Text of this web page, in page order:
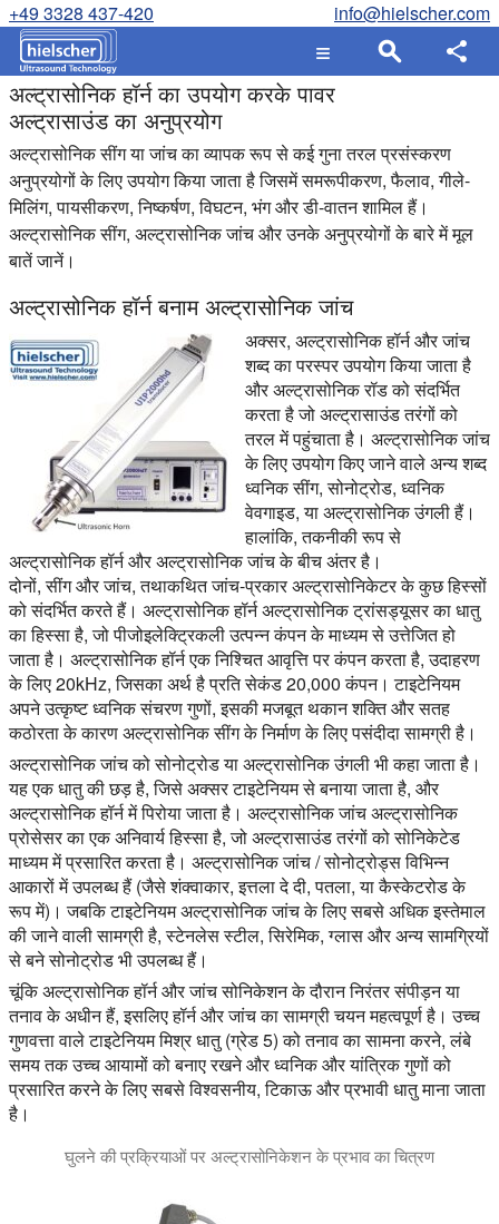
+49 3328 437-420 info@hielscher.com
अल्ट्रासोनिक हॉर्न का उपयोग करके पावर
अल्ट्रासाउंड का अनुप्रयोग
अल्ट्रासोनिक सींग या जांच का व्यापक रूप से कई गुना तरल प्रसंस्करण
अनुप्रयोगों के लिए उपयोग किया जाता है जिसमें समरूपीकरण, फैलाव, गीले-
मिलिंग, पायसीकरण, निष्कर्षण, विघटन, भंग और डी-वातन शामिल हैं।
अल्ट्रासोनिक सींग, अल्ट्रासोनिक जांच और उनके अनुप्रयोगों के बारे में मूल
बातें जानें।
अल्ट्रासोनिक हॉर्न बनाम अल्ट्रासोनिक जांच
अक्सर, अल्ट्रासोनिक हॉर्न और जांच
शब्द का परस्पर उपयोग किया जाता है
और अल्ट्रासोनिक रॉड को संदर्भित
करता है जो अल्ट्रासाउंड तरंगों को
तरल में पहुंचाता है। अल्ट्रासोनिक जांच
के लिए उपयोग किए जाने वाले अन्य शब्द
ध्वनिक सींग, सोनोट्रोड, ध्वनिक
वेवगाइड, या अल्ट्रासोनिक उंगली हैं।
हालांकि, तकनीकी रूप से
अल्ट्रासोनिक हॉर्न और अल्ट्रासोनिक जांच के बीच अंतर है।
दोनों, सींग और जांच, तथाकथित जांच-प्रकार अल्ट्रासोनिकेटर के कुछ हिस्सों
को संदर्भित करते हैं। अल्ट्रासोनिक हॉर्न अल्ट्रासोनिक ट्रांसड्यूसर का धातु
का हिस्सा है, जो पीजोइलेक्ट्रिकली उत्पन्न कंपन के माध्यम से उत्तेजित हो
जाता है। अल्ट्रासोनिक हॉर्न एक निश्चित आवृत्ति पर कंपन करता है, उदाहरण
के लिए 20kHz, जिसका अर्थ है प्रति सेकंड 20,000 कंपन। टाइटेनियम
अपने उत्कृष्ट ध्वनिक संचरण गुणों, इसकी मजबूत थकान शक्ति और सतह
कठोरता के कारण अल्ट्रासोनिक सींग के निर्माण के लिए पसंदीदा सामग्री है।
अल्ट्रासोनिक जांच को सोनोट्रोड या अल्ट्रासोनिक उंगली भी कहा जाता है।
यह एक धातु की छड़ है, जिसे अक्सर टाइटेनियम से बनाया जाता है, और
अल्ट्रासोनिक हॉर्न में पिरोया जाता है। अल्ट्रासोनिक जांच अल्ट्रासोनिक
प्रोसेसर का एक अनिवार्य हिस्सा है, जो अल्ट्रासाउंड तरंगों को सोनिकेटेड
माध्यम में प्रसारित करता है। अल्ट्रासोनिक जांच / सोनोट्रोड्स विभिन्न
आकारों में उपलब्ध हैं (जैसे शंक्वाकार, इत्तला दे दी, पतला, या कैस्केटरोड के
रूप में)। जबकि टाइटेनियम अल्ट्रासोनिक जांच के लिए सबसे अधिक इस्तेमाल
की जाने वाली सामग्री है, स्टेनलेस स्टील, सिरेमिक, ग्लास और अन्य सामग्रियों
से बने सोनोट्रोड भी उपलब्ध हैं।
चूंकि अल्ट्रासोनिक हॉर्न और जांच सोनिकेशन के दौरान निरंतर संपीड़न या
तनाव के अधीन हैं, इसलिए हॉर्न और जांच का सामग्री चयन महत्वपूर्ण है। उच्च
गुणवत्ता वाले टाइटेनियम मिश्र धातु (ग्रेड 5) को तनाव का सामना करने, लंबे
समय तक उच्च आयामों को बनाए रखने और ध्वनिक और यांत्रिक गुणों को
प्रसारित करने के लिए सबसे विश्वसनीय, टिकाऊ और प्रभावी धातु माना जाता
है।
घुलने की प्रक्रियाओं पर अल्ट्रासोनिकेशन के प्रभाव का चित्रण